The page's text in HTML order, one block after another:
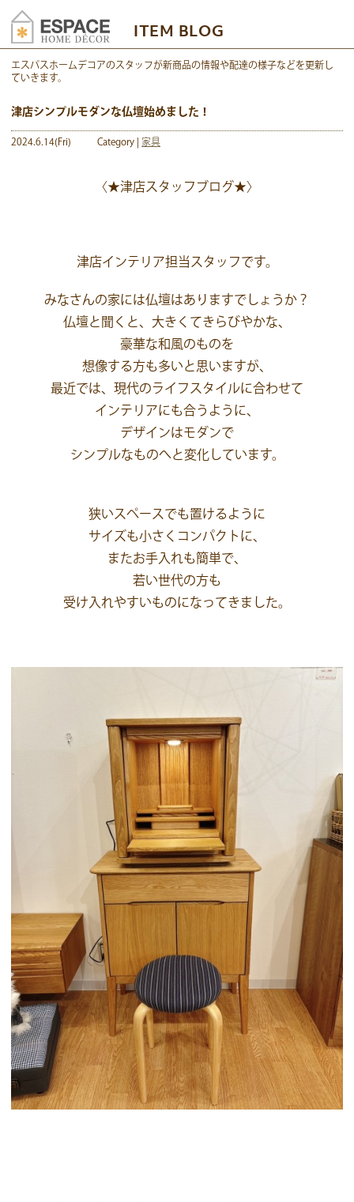
ITEM BLOG
エスパスホームデコアのスタッフが新商品の情報や配達の様子などを更新し
ていきます。
津店シンプルモダンな仏壇始めました！
2024.6.14(Fri) Category | 家具
〈★津店スタッフブログ★〉
津店インテリア担当スタッフです。
みなさんの家には仏壇はありますでしょうか？
仏壇と聞くと、大きくてきらびやかな、
豪華な和風のものを
想像する方も多いと思いますが、
最近では、現代のライフスタイルに合わせて
インテリアにも合うように、
デザインはモダンで
シンプルなものへと変化しています。
狭いスペースでも置けるように
サイズも小さくコンパクトに、
またお手入れも簡単で、
若い世代の方も
受け入れやすいものになってきました。